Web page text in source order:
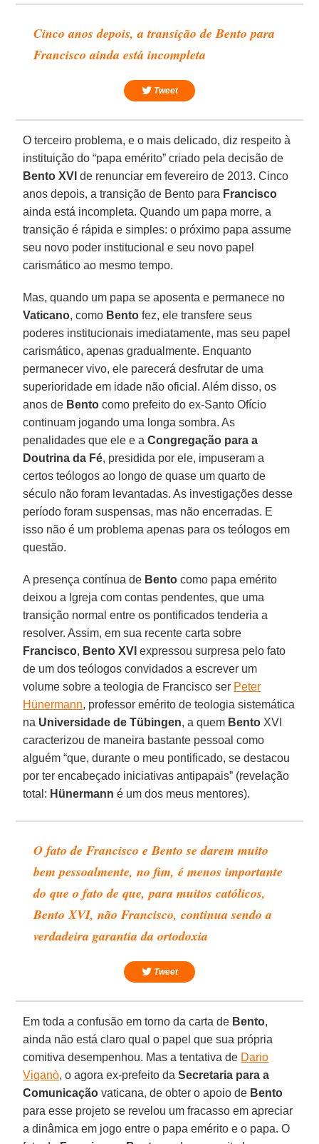
Cinco anos depois, a transição de Bento para
Francisco ainda está incompleta
Tweet
O terceiro problema, e o mais delicado, diz respeito à
instituição do “papa emérito” criado pela decisão de
Bento XVI de renunciar em fevereiro de 2013. Cinco
anos depois, a transição de Bento para Francisco
ainda está incompleta. Quando um papa morre, a
transição é rápida e simples: o próximo papa assume
seu novo poder institucional e seu novo papel
carismático ao mesmo tempo.
Mas, quando um papa se aposenta e permanece no
Vaticano, como Bento fez, ele transfere seus
poderes institucionais imediatamente, mas seu papel
carismático, apenas gradualmente. Enquanto
permanecer vivo, ele parecerá desfrutar de uma
superioridade em idade não oficial. Além disso, os
anos de Bento como prefeito do ex-Santo Ofício
continuam jogando uma longa sombra. As
penalidades que ele e aCongregação para a
Doutrina da Fé, presidida por ele, impuseram a
certos teólogos ao longo de quase um quarto de
século não foram levantadas. As investigações desse
período foram suspensas, mas não encerradas. E
isso não é um problema apenas para os teólogos em
questão.
A presença contínua de Bento como papa emérito
deixou a Igreja com contas pendentes, que uma
transição normal entre os pontificados tenderia a
resolver. Assim, em sua recente carta sobre
Francisco, Bento XVI expressou surpresa pelo fato
de um dos teólogos convidados a escrever um
volume sobre a teologia de Francisco ser Peter
Hünermann, professor emérito de teologia sistemática
na Universidade de Tübingen, a quem Bento XVI
caracterizou de maneira bastante pessoal como
alguém “que, durante o meu pontificado, se destacou
por ter encabeçado iniciativas antipapais” (revelação
total: Hünermann é um dos meus mentores).
O fato de Francisco e Bento se darem muito
bem pessoalmente, no fim, é menos importante
do que o fato de que, para muitos católicos,
Bento XVI, não Francisco, continua sendo a
verdadeira garantia da ortodoxia
Tweet
Em toda a confusão em torno da carta de Bento,
ainda não está claro qual o papel que sua própria
comitiva desempenhou. Mas a tentativa de Dario
Viganò, o agora ex-prefeito daSecretaria para a
Comunicação vaticana, de obter o apoio de Bento
para esse projeto se revelou um fracasso em apreciar
a dinâmica em jogo entre o papa emérito e o papa. O